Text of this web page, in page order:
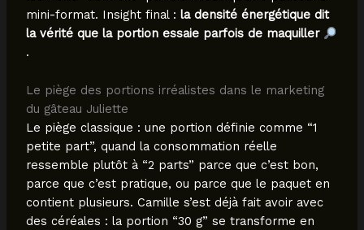
mini-format. Insight final : la densité énergétique dit
la vérité que la portion essaie parfois de maquiller
.
Le piège des portions irréalistes dans le marketing
du gâteau Juliette
Le piège classique : une portion définie comme “1
petite part”, quand la consommation réelle
ressemble plutôt à “2 parts” parce que c’est bon,
parce que c’est pratique, ou parce que le paquet en
contient plusieurs. Camille s’est déjà fait avoir avec
des céréales : la portion “30 g” se transforme en